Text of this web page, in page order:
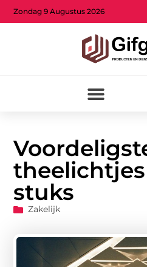
Zondag 9 Augustus 2026
theelichtjes
stuks
Zakelijk